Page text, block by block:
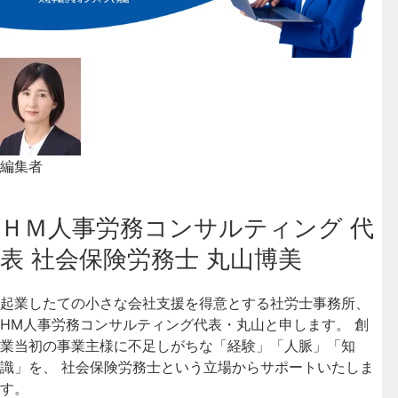
編集者
ＨＭ人事労務コンサルティング 代
表 社会保険労務士 丸山博美
起業したての小さな会社支援を得意とする社労士事務所、
HM人事労務コンサルティング代表・丸山と申します。 創
業当初の事業主様に不足しがちな「経験」「人脈」「知
識」を、 社会保険労務士という立場からサポートいたしま
す。